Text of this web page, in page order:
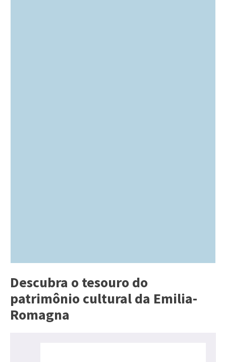
Descubra o tesouro do
patrimônio cultural da Emilia-
Romagna